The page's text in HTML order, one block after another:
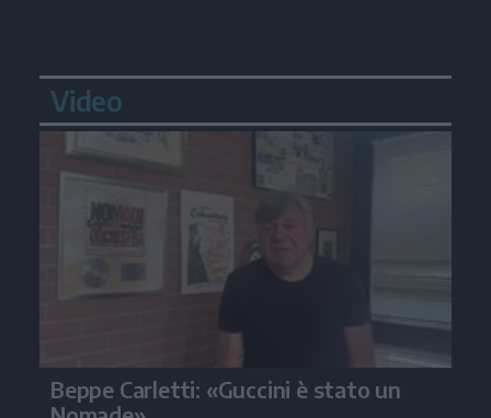
Video
Beppe Carletti: «Guccini è stato un